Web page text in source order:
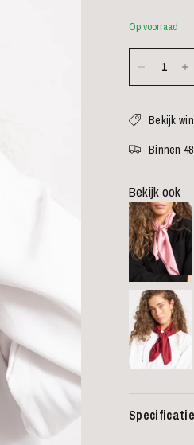
Op voorraad
Bekijk
Binnen
Bekijk ook